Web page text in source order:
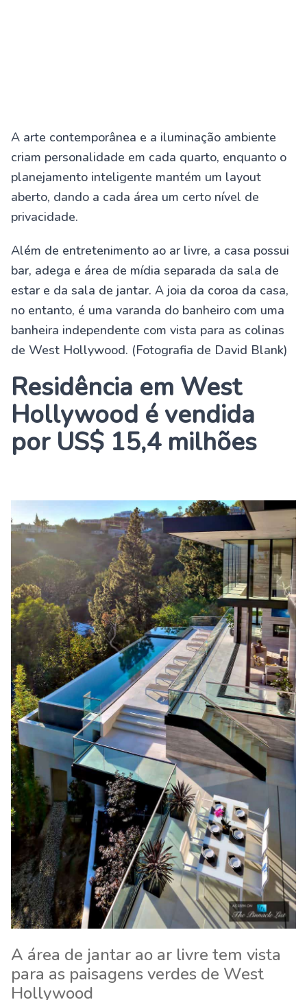
A arte contemporânea e a iluminação ambiente
criam personalidade em cada quarto, enquanto o
planejamento inteligente mantém um layout
aberto, dando a cada área um certo nível de
privacidade.
Além de entretenimento ao ar livre, a casa possui
bar, adega e área de mídia separada da sala de
estar e da sala de jantar. A joia da coroa da casa,
no entanto, é uma varanda do banheiro com uma
banheira independente com vista para as colinas
de West Hollywood. (Fotografia de David Blank)
Residência em West
Hollywood é vendida
por US$ 15,4 milhões
A área de jantar ao ar livre tem vista
para as paisagens verdes de West
Hollywood